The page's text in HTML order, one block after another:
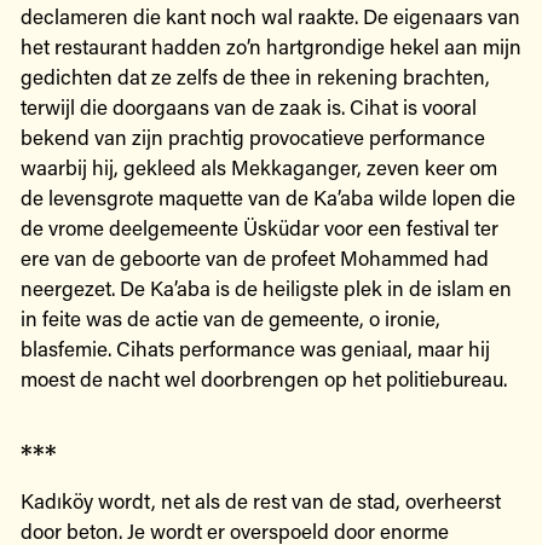
declameren die kant noch wal raakte. De eigenaars van
het restaurant hadden zo’n hartgrondige hekel aan mijn
gedichten dat ze zelfs de thee in rekening brachten,
terwijl die doorgaans van de zaak is. Cihat is vooral
bekend van zijn prachtig provocatieve performance
waarbij hij, gekleed als Mekkaganger, zeven keer om
de levensgrote maquette van de Ka’aba wilde lopen die
de vrome deelgemeente Üsküdar voor een festival ter
ere van de geboorte van de profeet Mohammed had
neergezet. De Ka’aba is de heiligste plek in de islam en
in feite was de actie van de gemeente, o ironie,
blasfemie. Cihats performance was geniaal, maar hij
moest de nacht wel doorbrengen op het politiebureau.
***
Kadıköy wordt, net als de rest van de stad, overheerst
door beton. Je wordt er overspoeld door enorme